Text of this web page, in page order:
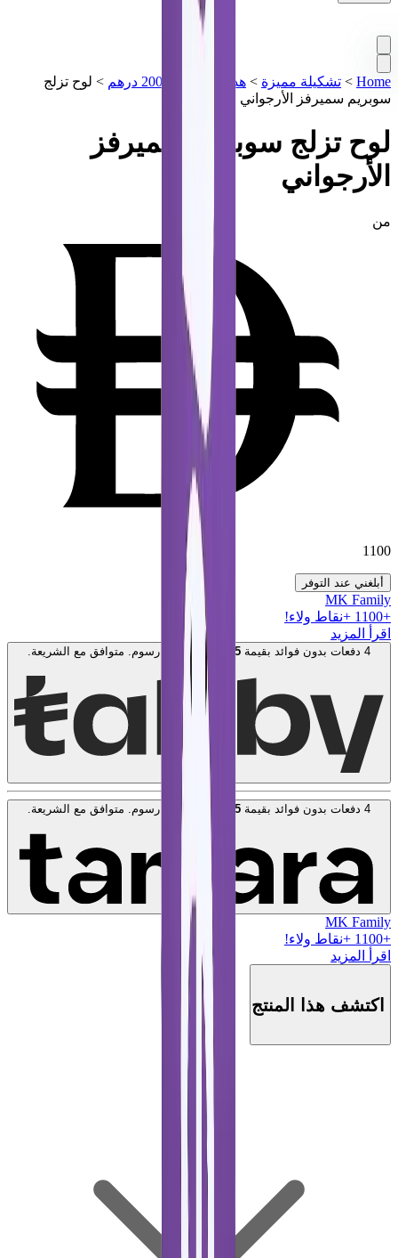
Home
> تشكيلة مميزة > هدايا أقل من 2000 درهم > لوح تزلج
سوبريم سميرفز الأرجواني
لوح تزلج سوبريم سميرفز
الأرجواني
من
1100
أبلغني عند التوفر
MK Family
+
1100 +نقاط ولاء!
اقرأ المزيد
4 دفعات بدون فوائد بقيمة AED 275
. بدون رسوم. متوافق مع الشريعة.
اعرف المزيد
4 دفعات بدون فوائد بقيمة 275
. بدون رسوم. متوافق مع الشريعة.
اعرف المزيد
MK Family
+
1100 +نقاط ولاء!
اقرأ المزيد
اكتشف هذا المنتج